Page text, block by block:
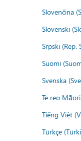
Slovenčina
Slovenski
Srpski (Rep.
Suomi
Svenska
Te reo
Tiếng Việt
Türkçe